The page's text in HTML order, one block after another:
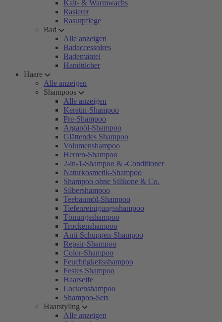
Kalt- & Warmwachs
Rasierer
Rasurpflege
Bad
Alle anzeigen
Badaccessoires
Bademäntel
Handtücher
Haare
Alle anzeigen
Shampoos
Alle anzeigen
Keratin-Shampoo
Pre-Shampoo
Arganöl-Shampoo
Glättendes Shampoo
Volumenshampoo
Herren-Shampoo
2-in-1-Shampoo & -Conditioner
Naturkosmetik-Shampoo
Shampoo ohne Silikone & Co.
Silbershampoo
Teebaumöl-Shampoo
Tiefenreinigungsshampoo
Tönungsshampoo
Trockenshampoo
Anti-Schuppen-Shampoo
Repair-Shampoo
Color-Shampoo
Feuchtigkeitsshampoo
Festes Shampoo
Haarseife
Lockenshampoo
Shampoo-Sets
Haarstyling
Alle anzeigen